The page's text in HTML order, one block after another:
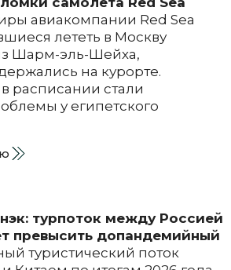
авиакомпании Red Sea
лететь в Москву
Шарм-эль-Шейха,
на курорте.
расписании стали
у египетского
турпоток между Россией
превысить допандемийный
туристический поток